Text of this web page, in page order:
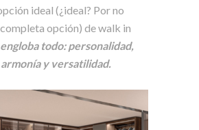
ideal (¿ideal? Por no
opción) de walk in
engloba todo: personalidad,
y versatilidad.